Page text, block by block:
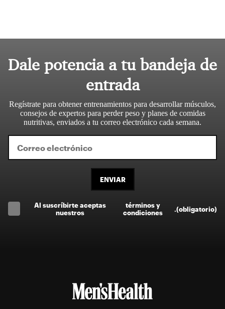
Dale potencia a tu bandeja de
entrada
Regístrate para obtener entrenamientos para desarrollar músculos,
consejos de expertos para perder peso y planes de comidas
nutritivas, enviados a tu correo electrónico cada semana.
ENVIAR
Al suscríbirte aceptas
nuestros
términos y
condiciones
(obligatorio)